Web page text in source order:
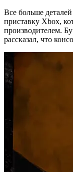
Все больше
приставку Xbox,
производителем.
рассказал, что